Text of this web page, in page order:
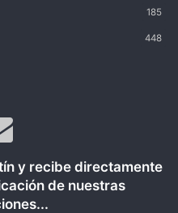
185
448
y recibe directamente
de nuestras